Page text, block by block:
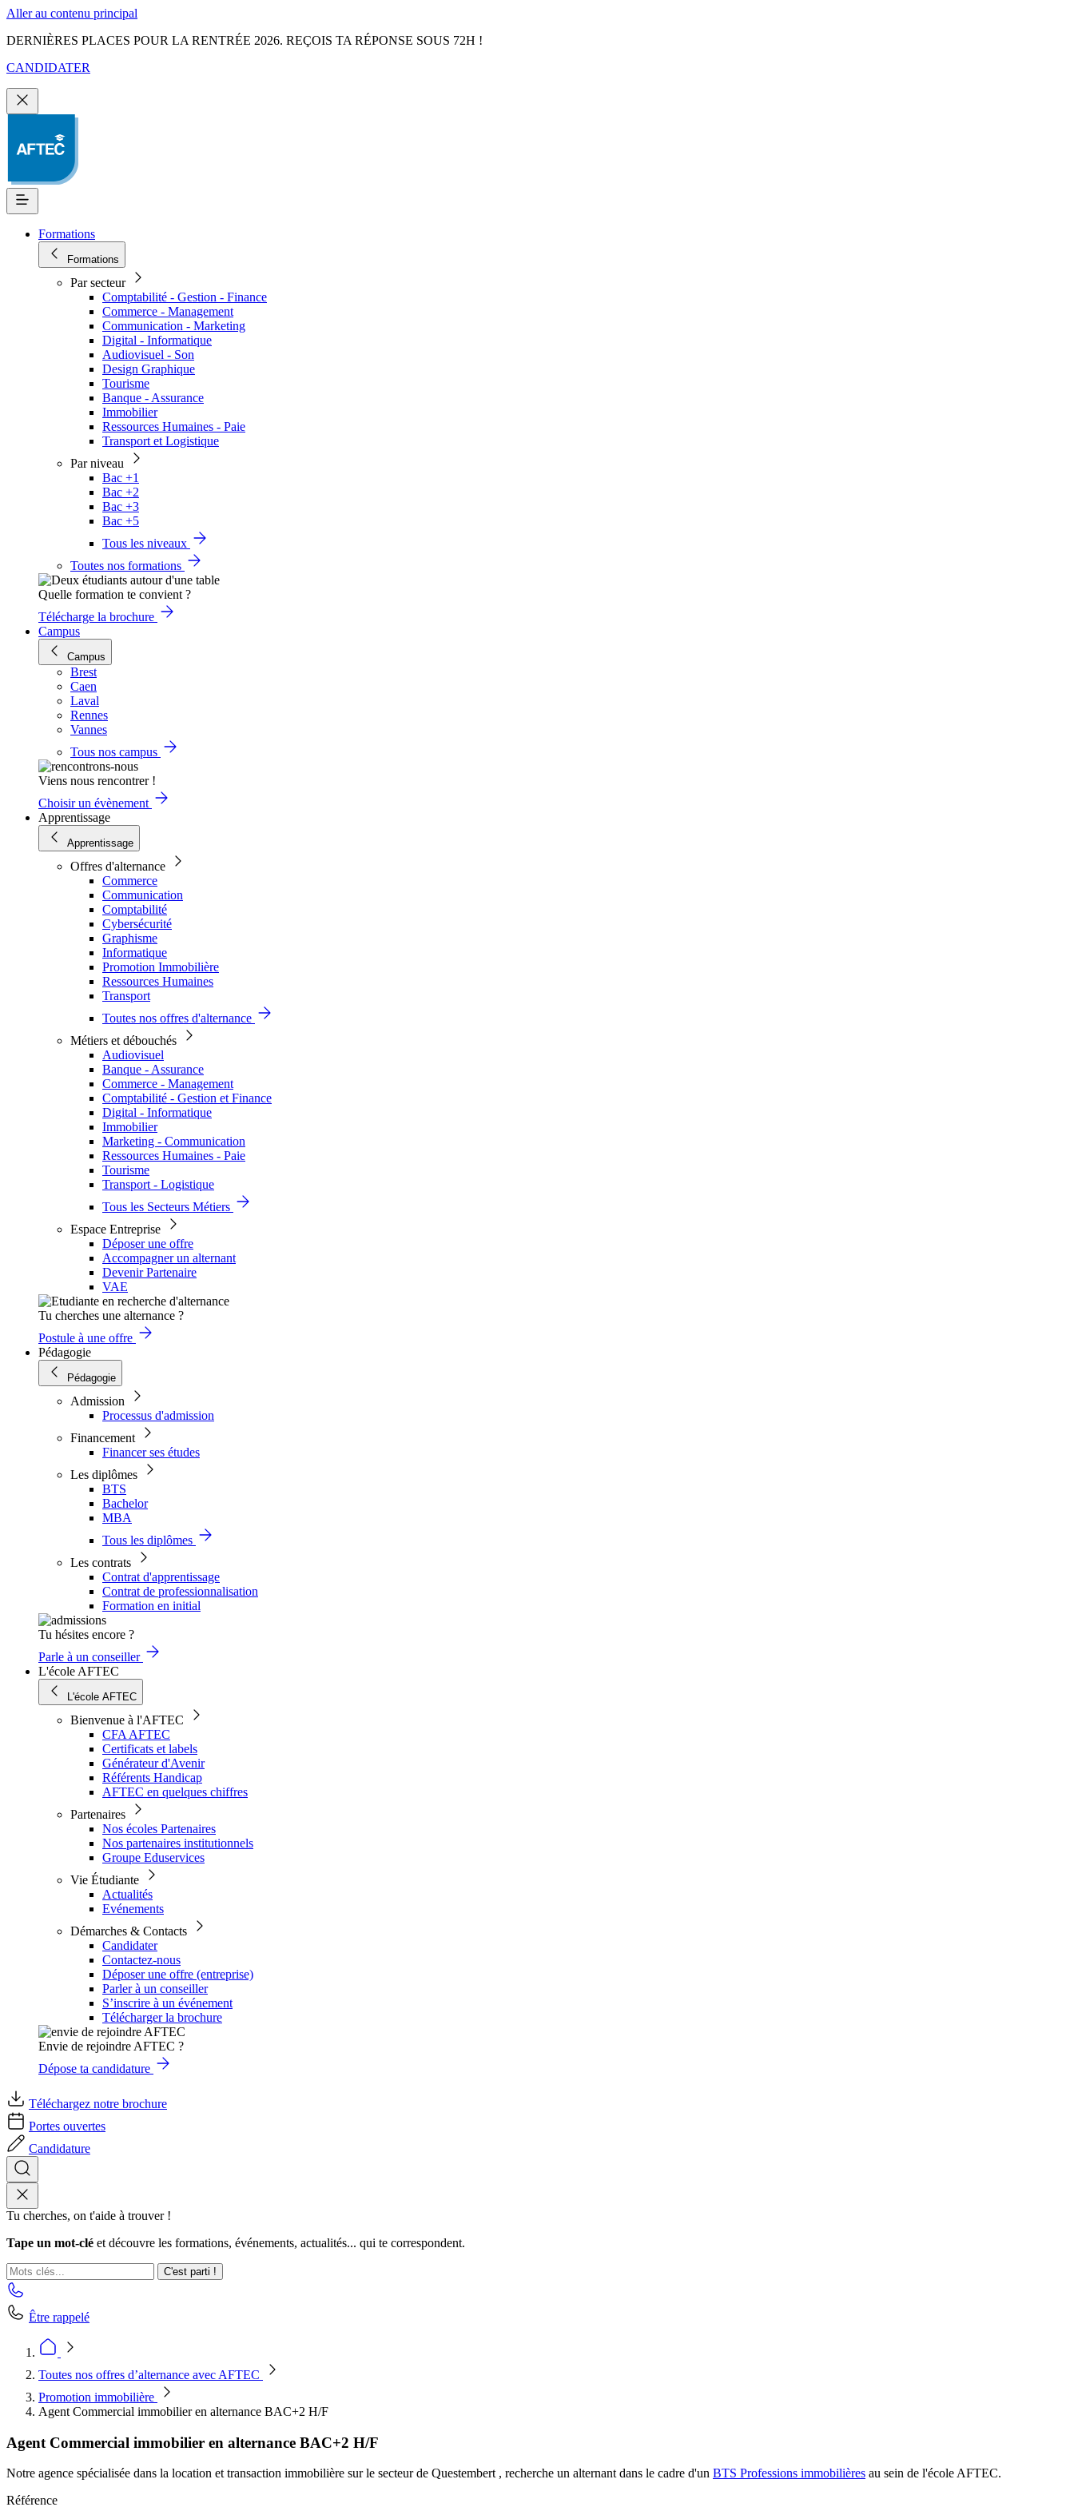
Aller au contenu principal
DERNIÈRES PLACES POUR LA RENTRÉE 2026. REÇOIS TA RÉPONSE SOUS 72H !
CANDIDATER
Formations
Formations
Par secteur
Comptabilité - Gestion - Finance
Commerce - Management
Communication - Marketing
Digital - Informatique
Audiovisuel - Son
Design Graphique
Tourisme
Banque - Assurance
Immobilier
Ressources Humaines - Paie
Transport et Logistique
Par niveau
Bac +1
Bac +2
Bac +3
Bac +5
Tous les niveaux
Toutes nos formations
Quelle formation te convient ?
Télécharge la brochure
Campus
Campus
Brest
Caen
Laval
Rennes
Vannes
Tous nos campus
Viens nous rencontrer !
Choisir un évènement
Apprentissage
Apprentissage
Offres d'alternance
Commerce
Communication
Comptabilité
Cybersécurité
Graphisme
Informatique
Promotion Immobilière
Ressources Humaines
Transport
Toutes nos offres d'alternance
Métiers et débouchés
Audiovisuel
Banque - Assurance
Commerce - Management
Comptabilité - Gestion et Finance
Digital - Informatique
Immobilier
Marketing - Communication
Ressources Humaines - Paie
Tourisme
Transport - Logistique
Tous les Secteurs Métiers
Espace Entreprise
Déposer une offre
Accompagner un alternant
Devenir Partenaire
VAE
Tu cherches une alternance ?
Postule à une offre
Pédagogie
Pédagogie
Admission
Processus d'admission
Financement
Financer ses études
Les diplômes
BTS
Bachelor
MBA
Tous les diplômes
Les contrats
Contrat d'apprentissage
Contrat de professionnalisation
Formation en initial
Tu hésites encore ?
Parle à un conseiller
L'école AFTEC
L'école AFTEC
Bienvenue à l'AFTEC
CFA AFTEC
Certificats et labels
Générateur d'Avenir
Référents Handicap
AFTEC en quelques chiffres
Partenaires
Nos écoles Partenaires
Nos partenaires institutionnels
Groupe Eduservices
Vie Étudiante
Actualités
Evénements
Démarches & Contacts
Candidater
Contactez-nous
Déposer une offre (entreprise)
Parler à un conseiller
S’inscrire à un événement
Télécharger la brochure
Envie de rejoindre AFTEC ?
Dépose ta candidature
Téléchargez notre brochure
Portes ouvertes
Candidature
Tu cherches, on t'aide à trouver !
Tape un mot-clé et découvre les formations, événements, actualités... qui te correspondent.
C'est parti !
Être rappelé
Toutes nos offres d’alternance avec AFTEC
Promotion immobilière
Agent Commercial immobilier en alternance BAC+2 H/F
Agent Commercial immobilier en alternance BAC+2 H/F
Notre agence spécialisée dans la location et transaction immobilière sur le secteur de Questembert , recherche un alternant dans le cadre d'un BTS Professions immobilières au sein de l'école AFTEC.
Référence